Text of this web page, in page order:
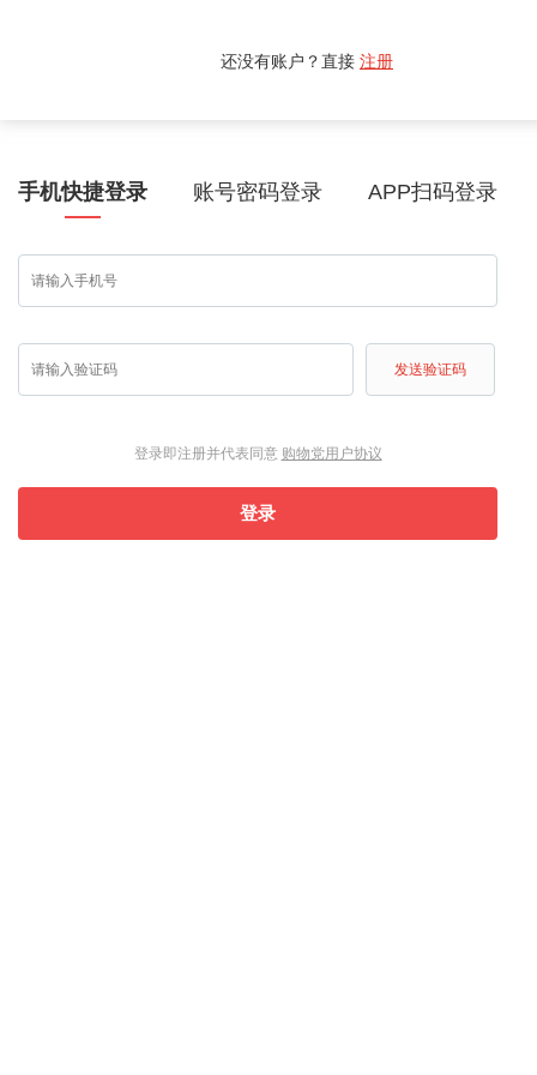
还没有账户？直接 注册
手机快捷登录 账号密码登录 APP扫码登录
发送验证码
登录即注册并代表同意 购物党用户协议
登录